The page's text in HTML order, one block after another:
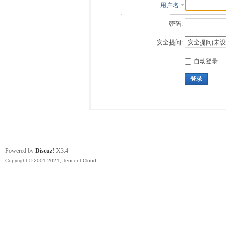
用户名
密码:
安全提问:
自动登录
登录
Powered by Discuz! X3.4
Copyright © 2001-2021, Tencent Cloud.